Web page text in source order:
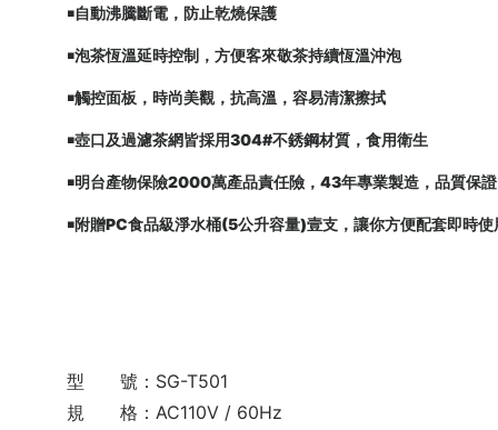
￭自動沸騰斷電，防止乾燒保護
￭泡茶恆溫延時控制，方便客來敬茶持續恆溫沖泡
￭觸控面板，時尚美觀，抗高溫，容易清潔擦拭
￭壺口及過濾茶網皆採用304#不銹鋼材質，食用衛生
￭明台產物保險2000萬產品責任險，43年專業製造，品質保證
￭附贈PC食品級淨水桶(5公升容量)壹支，讓你方便配套即時
型 號：SG-T501
規 格：AC110V / 60Hz